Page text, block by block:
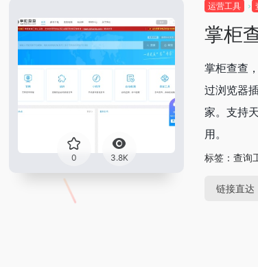
0 3.8K
运营工具
掌柜
掌柜查查
过浏览器
家。支持
用。
标签： 查询
链接直达